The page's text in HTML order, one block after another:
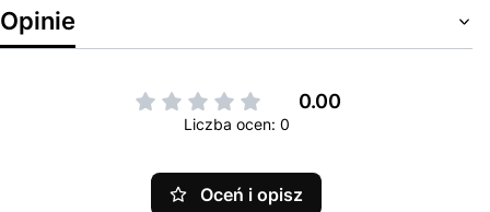
Opinie
0.00
Liczba ocen: 0
Oceń i opisz